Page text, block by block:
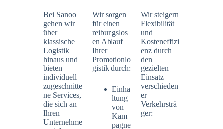
Bei Sanoo
gehen wir
über
klassische
Logistik
hinaus und
bieten
individuell
zugeschnitte
ne Services,
die sich an
Ihren
Unternehme
Wir sorgen
für einen
reibungslos
en Ablauf
Ihrer
Promotionlo
gistik durch:
Einha
ltung
von
Kam
pagne
Wir steigern
Flexibilität
und
Kosteneffizi
enz durch
den
gezielten
Einsatz
verschieden
er
Verkehrsträ
ger: